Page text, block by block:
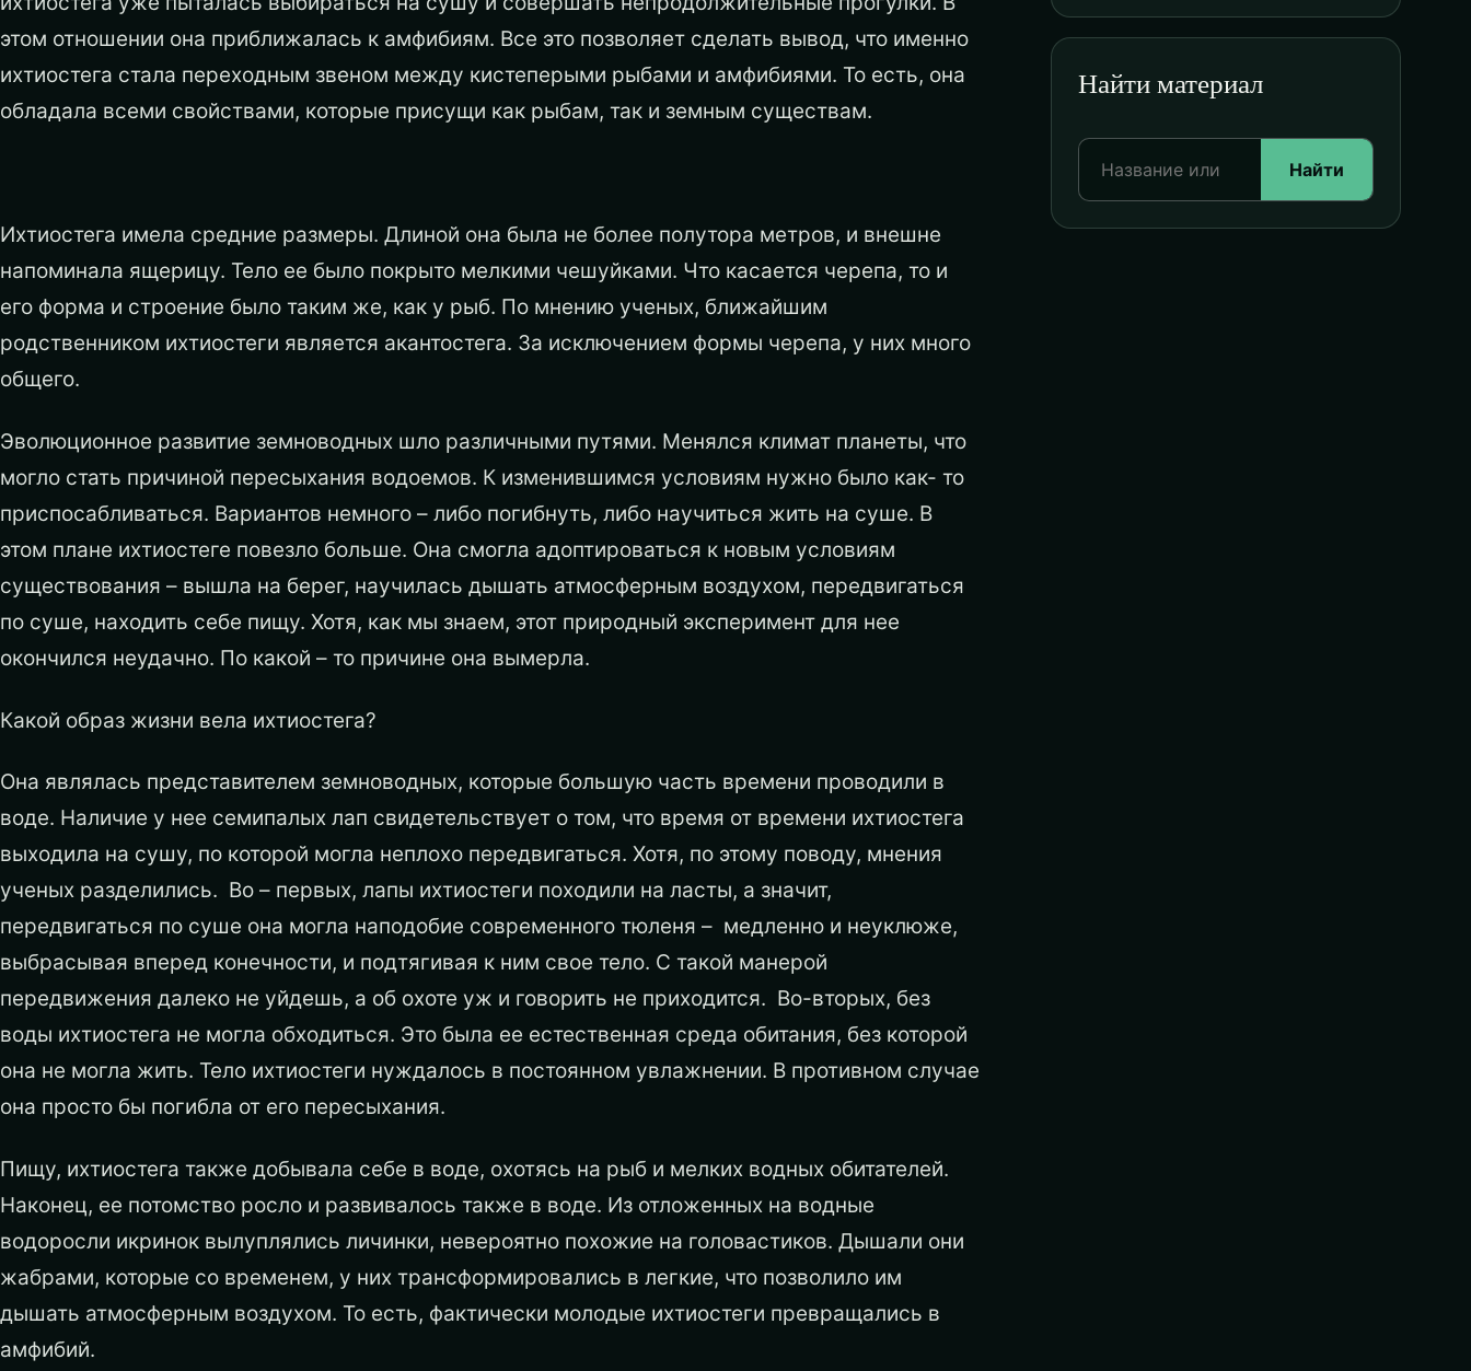
этом отношении она приближалась к амфибиям. Все это позволяет сделать вывод, что именно
ихтиостега стала переходным звеном между кистеперыми рыбами и амфибиями. То есть, она
обладала всеми свойствами, которые присущи как рыбам, так и земным существам.
Ихтиостега имела средние размеры. Длиной она была не более полутора метров, и внешне
напоминала ящерицу. Тело ее было покрыто мелкими чешуйками. Что касается черепа, то и
его форма и строение было таким же, как у рыб. По мнению ученых, ближайшим
родственником ихтиостеги является акантостега. За исключением формы черепа, у них много
общего.
Эволюционное развитие земноводных шло различными путями. Менялся климат планеты, что
могло стать причиной пересыхания водоемов. К изменившимся условиям нужно было как- то
приспосабливаться. Вариантов немного – либо погибнуть, либо научиться жить на суше. В
этом плане ихтиостеге повезло больше. Она смогла адоптироваться к новым условиям
существования – вышла на берег, научилась дышать атмосферным воздухом, передвигаться
по суше, находить себе пищу. Хотя, как мы знаем, этот природный эксперимент для нее
окончился неудачно. По какой – то причине она вымерла.
Какой образ жизни вела ихтиостега?
Она являлась представителем земноводных, которые большую часть времени проводили в
воде. Наличие у нее семипалых лап свидетельствует о том, что время от времени ихтиостега
выходила на сушу, по которой могла неплохо передвигаться. Хотя, по этому поводу, мнения
ученых разделились. Во – первых, лапы ихтиостеги походили на ласты, а значит,
передвигаться по суше она могла наподобие современного тюленя – медленно и неуклюже,
выбрасывая вперед конечности, и подтягивая к ним свое тело. С такой манерой
передвижения далеко не уйдешь, а об охоте уж и говорить не приходится. Во-вторых, без
воды ихтиостега не могла обходиться. Это была ее естественная среда обитания, без которой
она не могла жить. Тело ихтиостеги нуждалось в постоянном увлажнении. В противном случае
она просто бы погибла от его пересыхания.
Пищу, ихтиостега также добывала себе в воде, охотясь на рыб и мелких водных обитателей.
Наконец, ее потомство росло и развивалось также в воде. Из отложенных на водные
водоросли икринок вылуплялись личинки, невероятно похожие на головастиков. Дышали они
жабрами, которые со временем, у них трансформировались в легкие, что позволило им
дышать атмосферным воздухом. То есть, фактически молодые ихтиостеги превращались в
амфибий.
Найти материал
Найти